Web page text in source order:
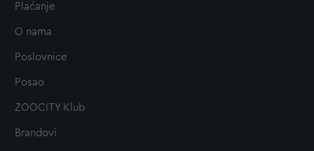
Plaćanje
O nama
Poslovnice
Posao
ZOOCITY Klub
Brandovi